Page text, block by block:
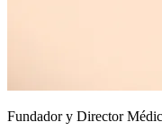
Fundador y Director